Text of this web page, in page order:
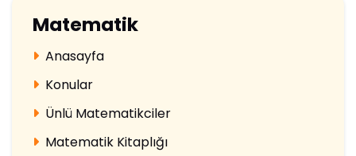
Matematik
Anasayfa
Konular
Ünlü Matematikciler
Matematik Kitaplığı